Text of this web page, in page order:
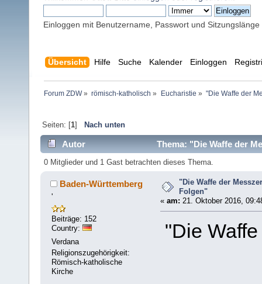
Einloggen mit Benutzername, Passwort und Sitzungslänge
Übersicht Hilfe Suche Kalender Einloggen
Forum ZDW» römisch-katholisch » Eucharistie » "Die Waffe der
Seiten: [1] Nach unten
Autor Thema: "Die Waffe der
0 Mitglieder und 1 Gast betrachten dieses Thema.
Baden-Württemberg
'
Beiträge: 152
Country:
Verdana
Religionszugehörigkeit:
Römisch-katholische
Kirche
"Die Waffe der
Folgen"
« am: 21. Oktober 2016,
"Die